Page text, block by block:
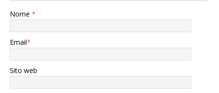
Nome *
Email*
Sito web